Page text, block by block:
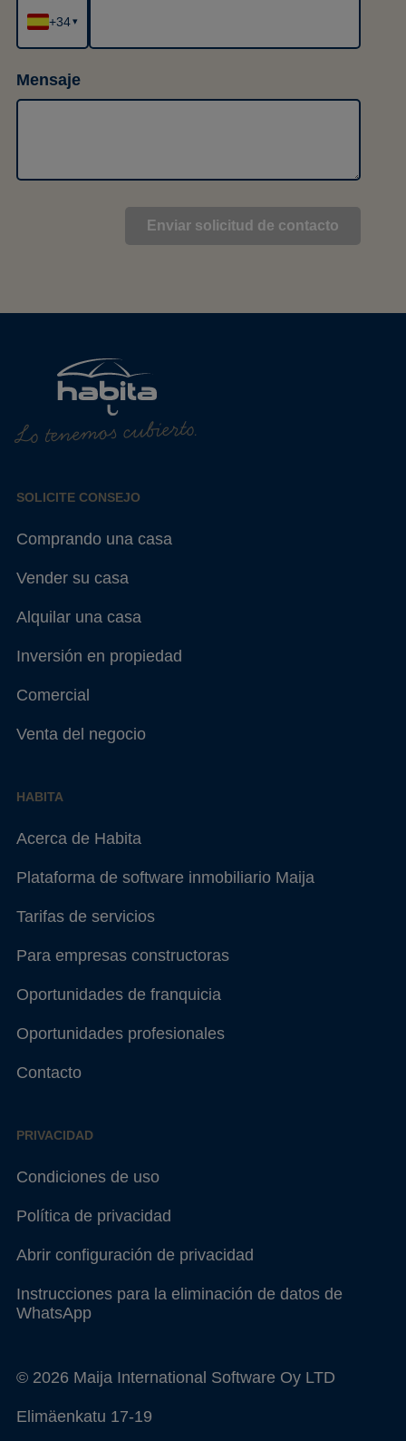
+34▾
Mensaje
Lo tenemos cubierto.
SOLICITE CONSEJO
Comprando una casa
Vender su casa
Alquilar una casa
Inversión en propiedad
Comercial
Venta del negocio
HABITA
Acerca de Habita
Plataforma de software inmobiliario Maija
Tarifas de servicios
Para empresas constructoras
Oportunidades de franquicia
Oportunidades profesionales
Contacto
PRIVACIDAD
Condiciones de uso
Política de privacidad
Abrir configuración de privacidad
Instrucciones para la eliminación de datos de
WhatsApp
© 2026 Maija International Software Oy LTD
Elimäenkatu 17-19